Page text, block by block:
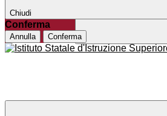
Chiudi
Conferma
Annulla Conferma